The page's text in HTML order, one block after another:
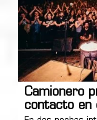
Camionero
contacto en